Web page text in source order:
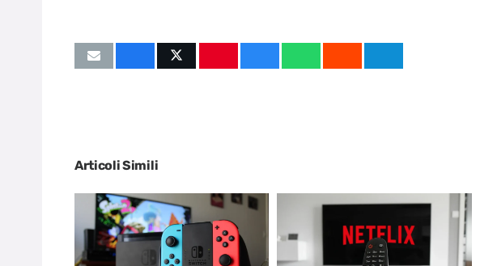
Articoli Simili